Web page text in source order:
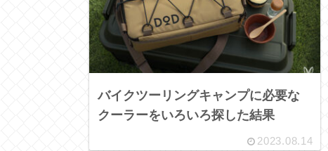
バイクツーリングキャンプに必要な
クーラーをいろいろ探した結果
2023.08.14